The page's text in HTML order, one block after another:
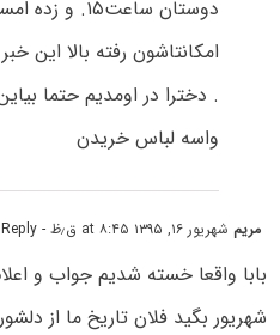
دوستان
امکانتاشون رفته بالا این
. دخترا در اومدیم حتما
واسه لباس خریدن
مریم شهریور ۱۶, ۱۳۹۵ at ۸:۴۵ ق٫ظ - Reply
بابا واقعا خسته شدیم جواب و
شهریور بگید فلان تاریخ ما از